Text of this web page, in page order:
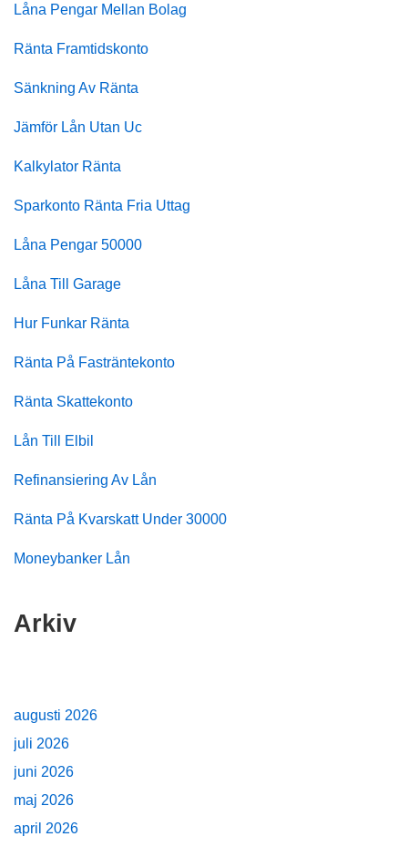
Låna Pengar Mellan Bolag
Ränta Framtidskonto
Sänkning Av Ränta
Jämför Lån Utan Uc
Kalkylator Ränta
Sparkonto Ränta Fria Uttag
Låna Pengar 50000
Låna Till Garage
Hur Funkar Ränta
Ränta På Fasträntekonto
Ränta Skattekonto
Lån Till Elbil
Refinansiering Av Lån
Ränta På Kvarskatt Under 30000
Moneybanker Lån
Arkiv
augusti 2026
juli 2026
juni 2026
maj 2026
april 2026